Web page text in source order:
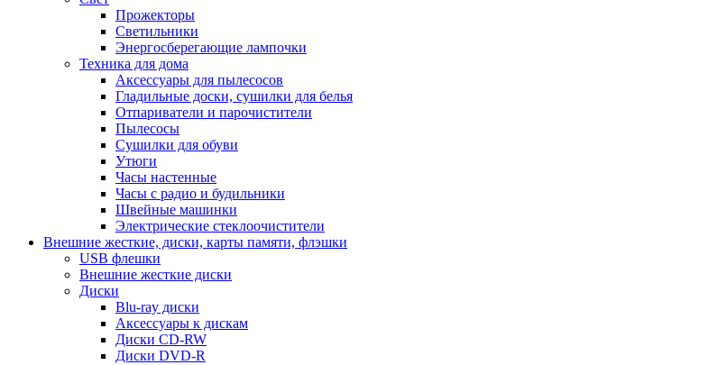
Прожекторы
Светильники
Энергосберегающие лампочки
Техника для дома
Аксессуары для пылесосов
Гладильные доски, сушилки для белья
Отпариватели и парочистители
Пылесосы
Сушилки для обуви
Утюги
Часы настенные
Часы с радио и будильники
Швейные машинки
Электрические стеклоочистители
Внешние жесткие, диски, карты памяти, флэшки
USB флешки
Внешние жесткие диски
Диски
Blu-ray диски
Аксессуары к дискам
Диски CD-RW
Диски DVD-R